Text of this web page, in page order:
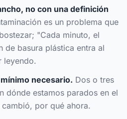
no con una definición
es un problema que
"Cada minuto, el
de basura plástica entra al
leyendo.
necesario. Dos o tres
dónde estamos parados en el
por qué ahora.